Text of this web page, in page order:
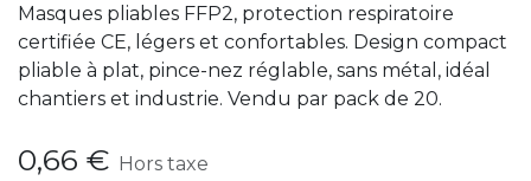
Masques pliables FFP2, protection respiratoire
certifiée CE, légers et confortables. Design compact
pliable à plat, pince-nez réglable, sans métal, idéal
chantiers et industrie. Vendu par pack de 20.
0,66 € Hors taxe